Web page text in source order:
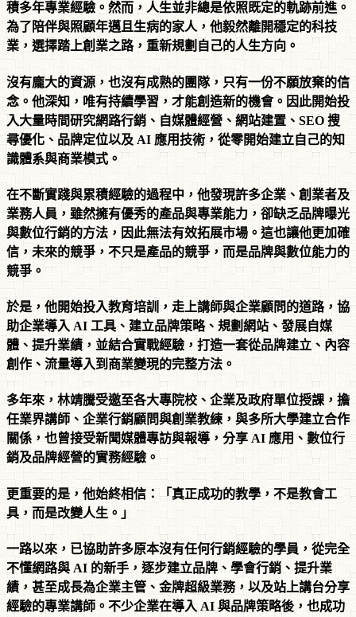
積多年專業經驗。然而，人生並非總是依照既定的軌跡前進。
為了陪伴與照顧年邁且生病的家人，他毅然離開穩定的科技
業，選擇踏上創業之路，重新規劃自己的人生方向。
沒有龐大的資源，也沒有成熟的團隊，只有一份不願放棄的信
念。他深知，唯有持續學習，才能創造新的機會。因此開始投
入大量時間研究網路行銷、自媒體經營、網站建置、SEO 搜
尋優化、品牌定位以及 AI 應用技術，從零開始建立自己的知
識體系與商業模式。
在不斷實踐與累積經驗的過程中，他發現許多企業、創業者及
業務人員，雖然擁有優秀的產品與專業能力，卻缺乏品牌曝光
與數位行銷的方法，因此無法有效拓展市場。這也讓他更加確
信，未來的競爭，不只是產品的競爭，而是品牌與數位能力的
競爭。
於是，他開始投入教育培訓，走上講師與企業顧問的道路，協
助企業導入 AI 工具、建立品牌策略、規劃網站、發展自媒
體、提升業績，並結合實戰經驗，打造一套從品牌建立、內容
創作、流量導入到商業變現的完整方法。
多年來，林靖騰受邀至各大專院校、企業及政府單位授課，擔
任業界講師、企業行銷顧問與創業教練，與多所大學建立合作
關係，也曾接受新聞媒體專訪與報導，分享 AI 應用、數位行
銷及品牌經營的實務經驗。
更重要的是，他始終相信：「真正成功的教學，不是教會工
具，而是改變人生。」
一路以來，已協助許多原本沒有任何行銷經驗的學員，從完全
不懂網路與 AI 的新手，逐步建立品牌、學會行銷、提升業
績，甚至成長為企業主管、金牌超級業務，以及站上講台分享
經驗的專業講師。不少企業在導入 AI 與品牌策略後，也成功